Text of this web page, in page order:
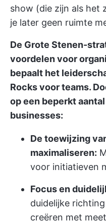
show (die zijn als het
je later geen ruimte
De Grote Stenen-
voordelen voor
bepaalt het
Rocks voor teams.
op een beperkt
businesses:
De toewijzing
maximaliseren:
voor initiatieven
Focus en
duidelijke
creëren met